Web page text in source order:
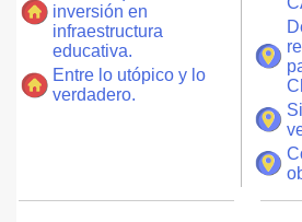
inversión en
infraestructura
educativa.
Entre lo utópico y lo
verdadero.